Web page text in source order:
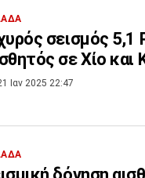
σεισμός
σε Χίο και
Ιαν 2025 22:47